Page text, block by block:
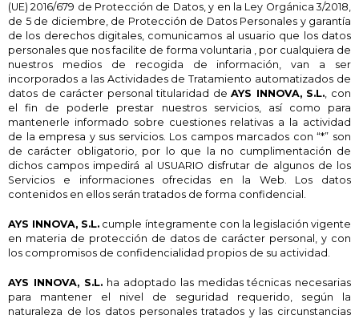
(UE) 2016/679 de Protección de Datos, y en la Ley Orgánica 3/2018,
de 5 de diciembre, de Protección de Datos Personales y garantía
de los derechos digitales, comunicamos al usuario que los datos
personales que nos facilite de forma voluntaria , por cualquiera de
nuestros medios de recogida de información, van a ser
incorporados a las Actividades de Tratamiento automatizados de
datos de carácter personal titularidad deAYS INNOVA, S.L., con
el fin de poderle prestar nuestros servicios, así como para
mantenerle informado sobre cuestiones relativas a la actividad
de la empresa y sus servicios. Los campos marcados con “*” son
de carácter obligatorio, por lo que la no cumplimentación de
dichos campos impedirá al USUARIO disfrutar de algunos de los
Servicios e informaciones ofrecidas en la Web. Los datos
contenidos en ellos serán tratados de forma confidencial.
AYS INNOVA, S.L. cumple íntegramente con la legislación vigente
en materia de protección de datos de carácter personal, y con
los compromisos de confidencialidad propios de su actividad.
AYS INNOVA, S.L. ha adoptado las medidas técnicas necesarias
para mantener el nivel de seguridad requerido, según la
naturaleza de los datos personales tratados y las circunstancias